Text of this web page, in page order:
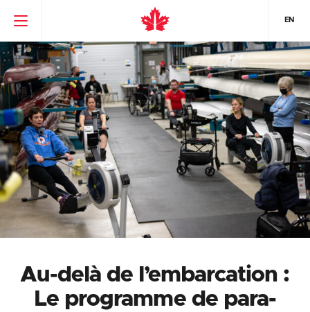
EN
Au-delà de l’embarcation :
Le programme de para-